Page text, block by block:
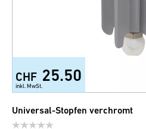
CHF 25.50
inkl. MwSt.
Universal-Stopfen verchromt